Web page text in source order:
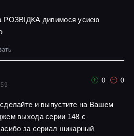
РОЗВІДКА дивимося усиею
0 0
и выпустите на Вашем
выхода серии 148 с
за сериал шикарный